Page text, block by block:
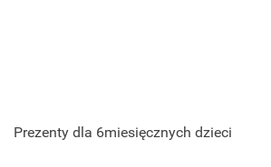
Prezenty dla 6miesięcznych dzieci